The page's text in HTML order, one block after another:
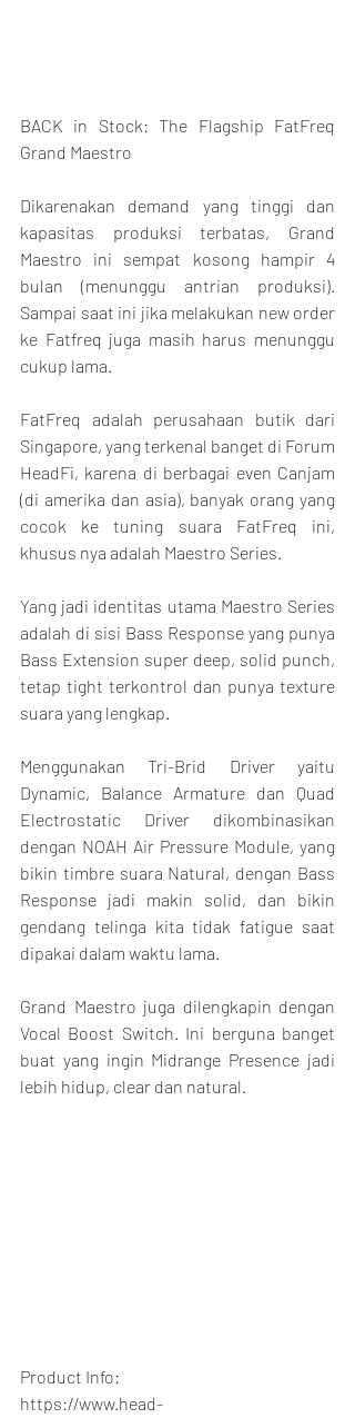
BACK in Stock: The Flagship FatFreq
Grand Maestro
Dikarenakan demand yang tinggi dan
kapasitas produksi terbatas, Grand
Maestro ini sempat kosong hampir 4
bulan (menunggu antrian produksi).
Sampai saat ini jika melakukan new order
ke Fatfreq juga masih harus menunggu
cukup lama.
FatFreq adalah perusahaan butik dari
Singapore, yang terkenal banget di Forum
HeadFi, karena di berbagai even Canjam
(di amerika dan asia), banyak orang yang
cocok ke tuning suara FatFreq ini,
khusus nya adalah Maestro Series.
Yang jadi identitas utama Maestro Series
adalah di sisi Bass Response yang punya
Bass Extension super deep, solid punch,
tetap tight terkontrol dan punya texture
suara yang lengkap.
Menggunakan Tri-Brid Driver yaitu
Dynamic, Balance Armature dan Quad
Electrostatic Driver dikombinasikan
dengan NOAH Air Pressure Module, yang
bikin timbre suara Natural, dengan Bass
Response jadi makin solid, dan bikin
gendang telinga kita tidak fatigue saat
dipakai dalam waktu lama.
Grand Maestro juga dilengkapin dengan
Vocal Boost Switch. Ini berguna banget
buat yang ingin Midrange Presence jadi
lebih hidup, clear dan natural.
Product Info:
https://www.head-